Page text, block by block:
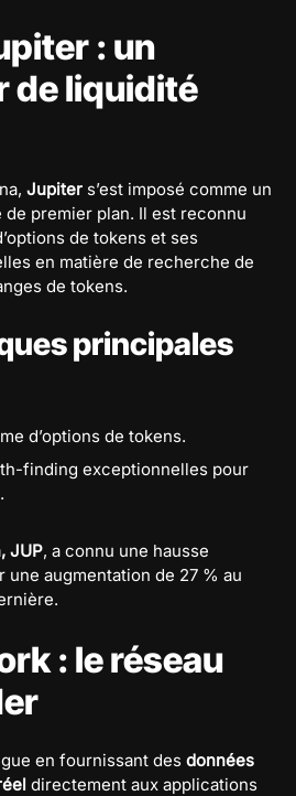
: un
de liquidité
Jupiter s’est imposé comme un
premier plan. Il est reconnu
de tokens et ses
en matière de recherche de
de tokens.
principales
d’options de tokens.
finding exceptionnelles pour
JUP, a connu une hausse
une augmentation de 27 % au
: le réseau
en fournissant des données
directement aux applications